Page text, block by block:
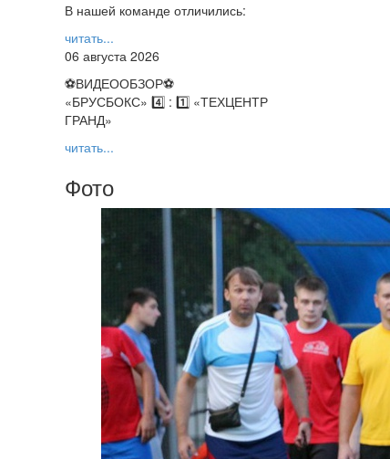
В нашей команде отличились:
читать...
06 августа 2026
⚽️ВИДЕООБЗОР⚽️
«БРУСБОКС» 4️⃣ : 1️⃣ «ТЕХЦЕНТР
ГРАНД»
читать...
Фото